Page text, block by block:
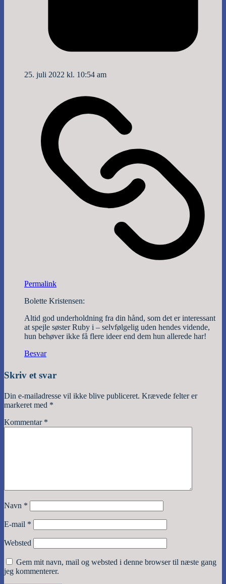
25. juli 2022 kl. 10:54 am
Permalink
Bolette Kristensen:
Altid god underholdning fra din hånd, som det er interessant
at spejle søster Ruby i – selvfølgelig uden hendes vidende,
hun behøver ikke få flere ideer end dem hun allerede har!
Besvar
Skriv et svar
Din e-mailadresse vil ikke blive publiceret. Krævede felter er
markeret med *
Kommentar *
Navn *
E-mail *
Websted
Gem mit navn, mail og websted i denne browser til næste gang
jeg kommenterer.